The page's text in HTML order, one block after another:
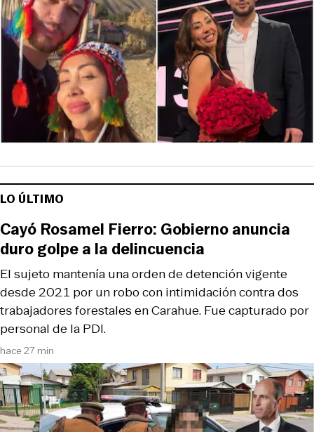
LO ÚLTIMO
hace 27 min
El sujeto mantenía una orden de detención vigente
desde 2021 por un robo con intimidación contra dos
trabajadores forestales en Carahue. Fue capturado por
personal de la PDI.
Cayó Rosamel Fierro: Gobierno anuncia
duro golpe a la delincuencia